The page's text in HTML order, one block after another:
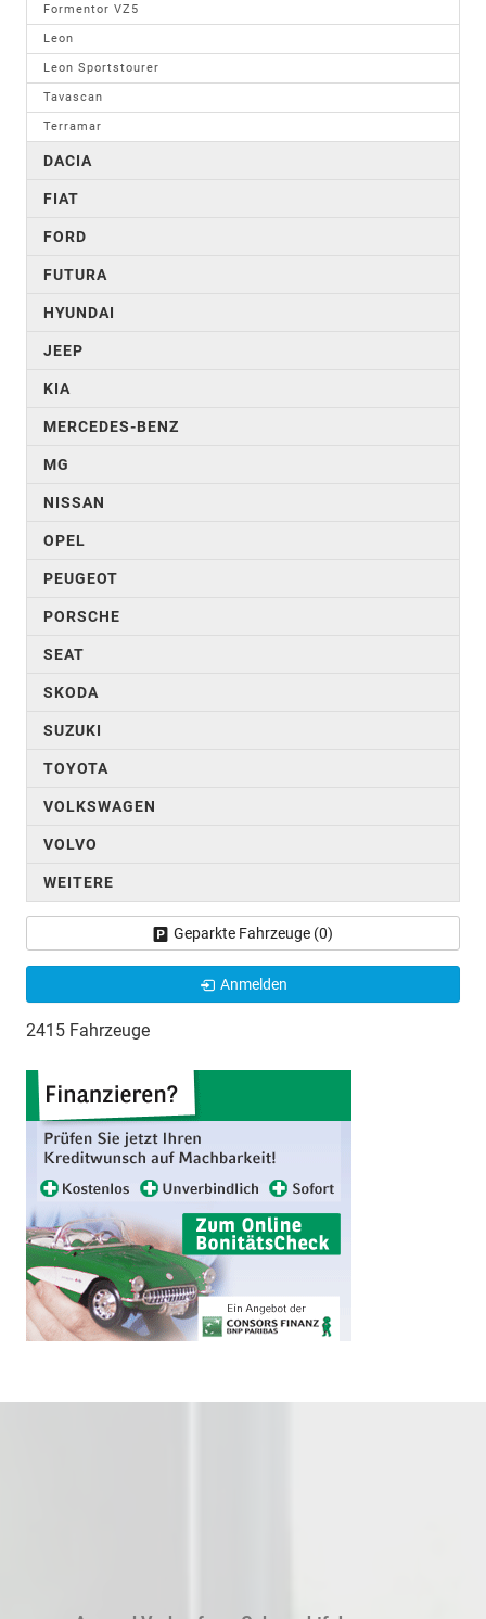
Formentor VZ5
Leon
Leon Sportstourer
Tavascan
Terramar
DACIA
FIAT
FORD
FUTURA
HYUNDAI
JEEP
KIA
MERCEDES-BENZ
MG
NISSAN
OPEL
PEUGEOT
PORSCHE
SEAT
SKODA
SUZUKI
TOYOTA
VOLKSWAGEN
VOLVO
WEITERE
Geparkte Fahrzeuge (0)
Anmelden
2415 Fahrzeuge